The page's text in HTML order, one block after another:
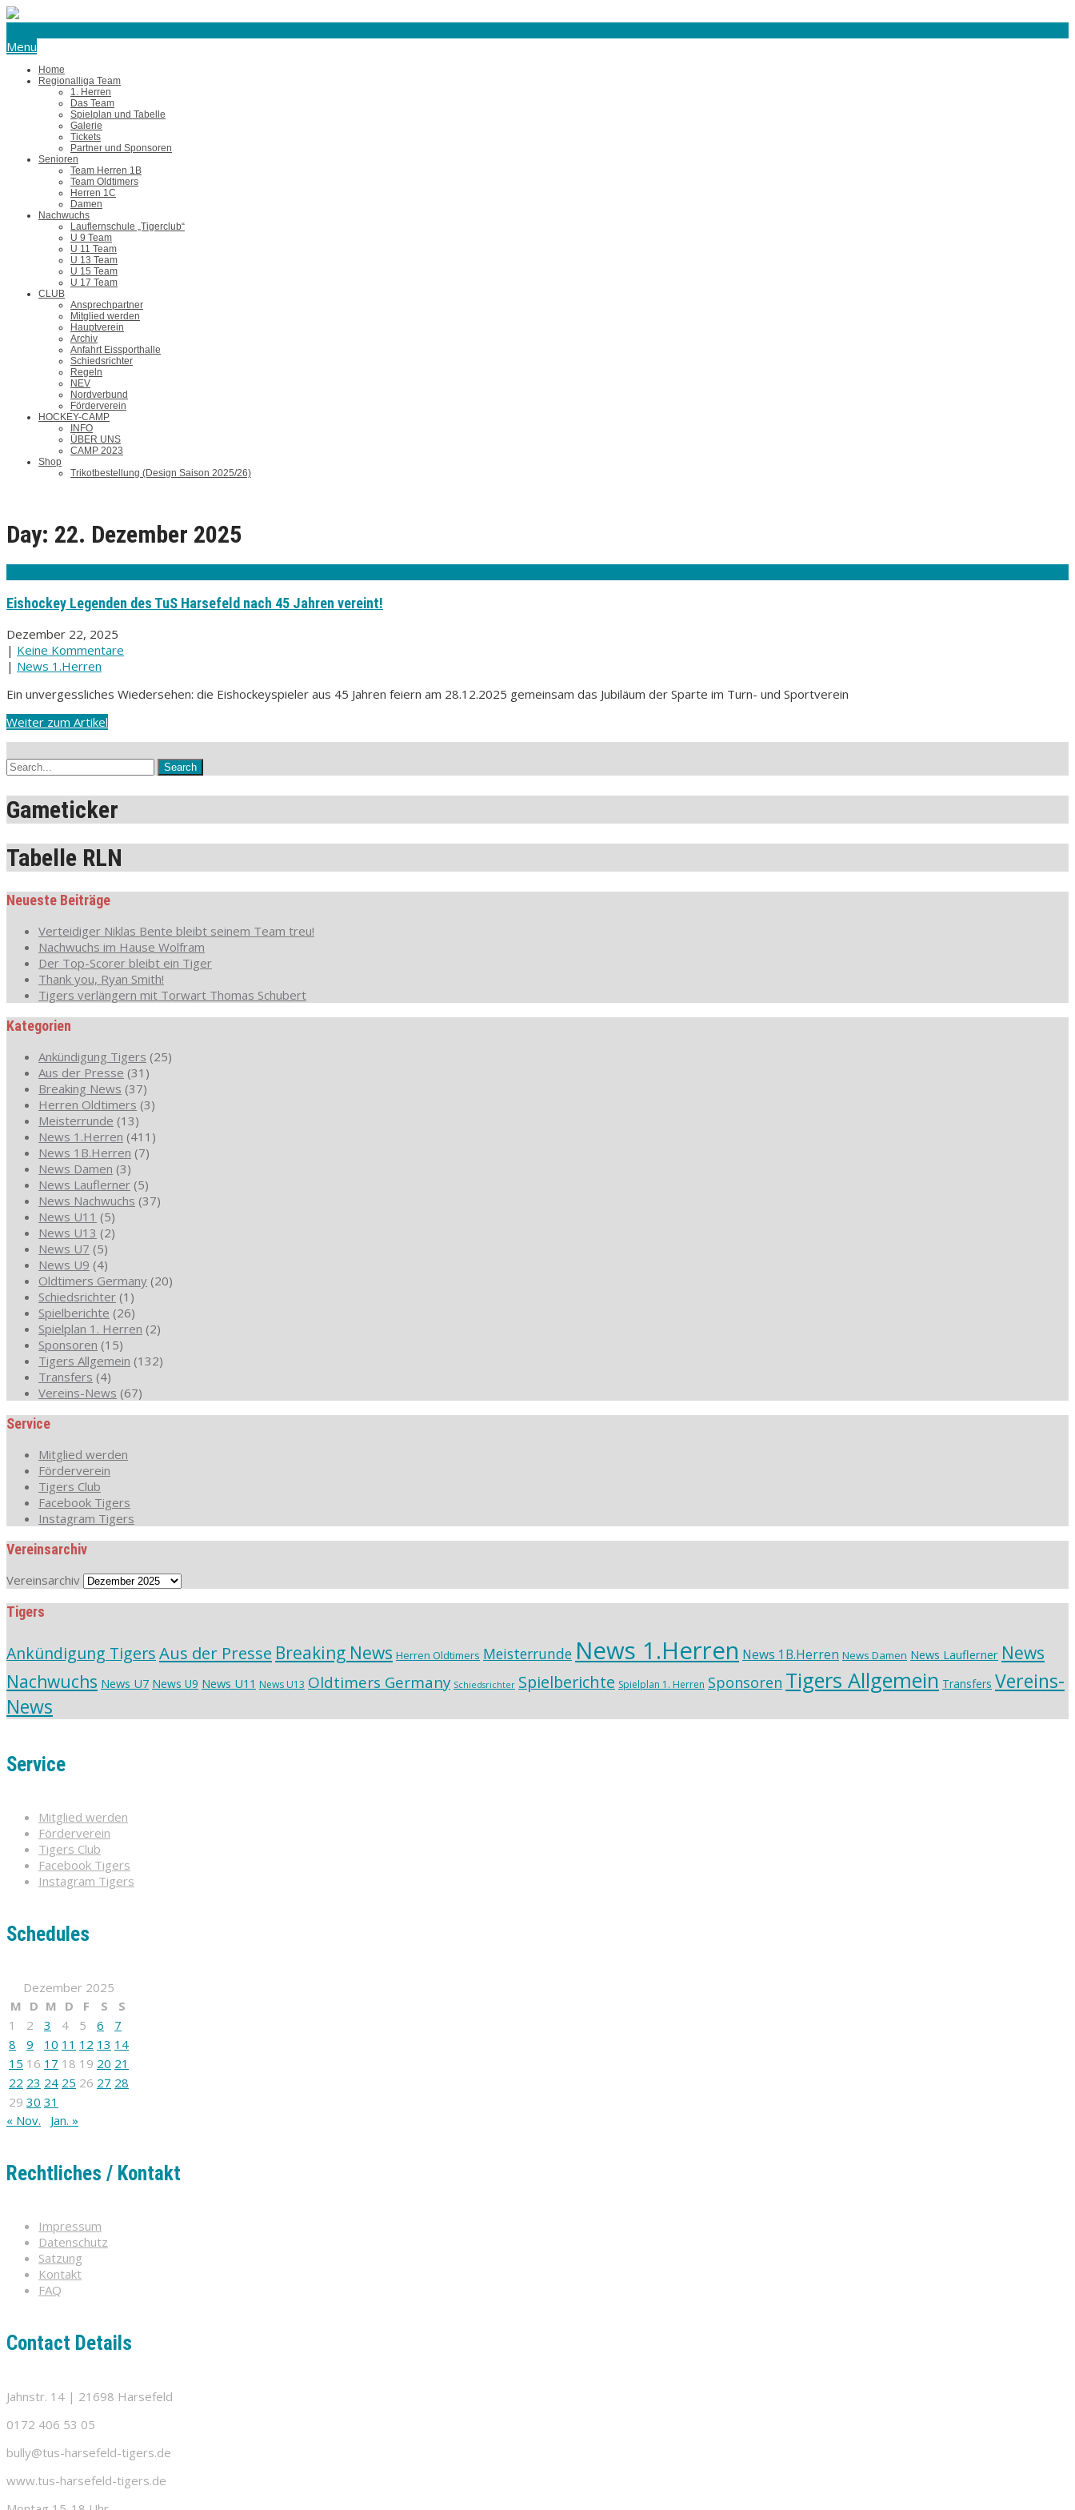
Menu
Home
Regionalliga Team
1. Herren
Das Team
Spielplan und Tabelle
Galerie
Tickets
Partner und Sponsoren
Senioren
Team Herren 1B
Team Oldtimers
Herren 1C
Damen
Nachwuchs
Lauflernschule „Tigerclub“
U 9 Team
U 11 Team
U 13 Team
U 15 Team
U 17 Team
CLUB
Ansprechpartner
Mitglied werden
Hauptverein
Archiv
Anfahrt Eissporthalle
Schiedsrichter
Regeln
NEV
Nordverbund
Förderverein
HOCKEY-CAMP
INFO
ÜBER UNS
CAMP 2023
Shop
Trikotbestellung (Design Saison 2025/26)
Day: 22. Dezember 2025
Eishockey Legenden des TuS Harsefeld nach 45 Jahren vereint!
Dezember 22, 2025
| Keine Kommentare
| News 1.Herren
Ein unvergessliches Wiedersehen: die Eishockeyspieler aus 45 Jahren feiern am 28.12.2025 gemeinsam das Jubiläum der Sparte im Turn- und Sportverein
Weiter zum Artikel
Gameticker
Tabelle RLN
Neueste Beiträge
Verteidiger Niklas Bente bleibt seinem Team treu!
Nachwuchs im Hause Wolfram
Der Top-Scorer bleibt ein Tiger
Thank you, Ryan Smith!
Tigers verlängern mit Torwart Thomas Schubert
Kategorien
Ankündigung Tigers (25)
Aus der Presse (31)
Breaking News (37)
Herren Oldtimers (3)
Meisterrunde (13)
News 1.Herren (411)
News 1B.Herren (7)
News Damen (3)
News Lauflerner (5)
News Nachwuchs (37)
News U11 (5)
News U13 (2)
News U7 (5)
News U9 (4)
Oldtimers Germany (20)
Schiedsrichter (1)
Spielberichte (26)
Spielplan 1. Herren (2)
Sponsoren (15)
Tigers Allgemein (132)
Transfers (4)
Vereins-News (67)
Service
Mitglied werden
Förderverein
Tigers Club
Facebook Tigers
Instagram Tigers
Vereinsarchiv
Vereinsarchiv
Tigers
Ankündigung TigersAus der Presse Breaking News Herren Oldtimers Meisterrunde News 1.Herren News 1B.Herren News Damen News Lauflerner News
Nachwuchs News U7 News U9 News U11 News U13 Oldtimers Germany Schiedsrichter Spielberichte Spielplan 1. Herren Sponsoren Tigers Allgemein Transfers Vereins-
News
Service
Mitglied werden
Förderverein
Tigers Club
Facebook Tigers
Instagram Tigers
Schedules
Dezember 2025
M D M D F S
S
1
2 3 4 5 6
7
8
9 10 11 12 13 14
15 16 17 18 19 20 21
22 23 24 25 26 27 28
29 30 31
« Nov.
Jan. »
Rechtliches / Kontakt
Impressum
Datenschutz
Satzung
Kontakt
FAQ
Contact Details
Jahnstr. 14 | 21698 Harsefeld
0172 406 53 05
bully@tus-harsefeld-tigers.de
www.tus-harsefeld-tigers.de